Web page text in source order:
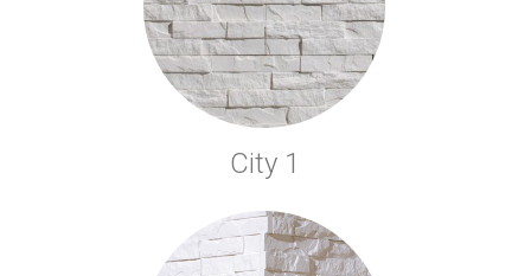
City 1